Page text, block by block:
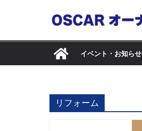
イベント・お知らせ
リフォーム